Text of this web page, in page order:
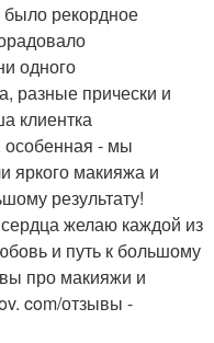
было рекордное
одного
разные прически и
клиентка
особенная - мы
яркого макияжа и
результату!
желаю каждой из
и путь к большому
про макияжи и
com/отзывы -